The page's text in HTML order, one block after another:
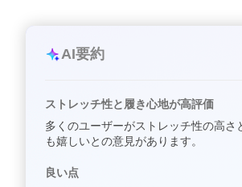
AI要約
ストレッチ性と履き心地が高評価
多くのユーザーがストレッチ性の高
も嬉しいとの意見があります。
良い点